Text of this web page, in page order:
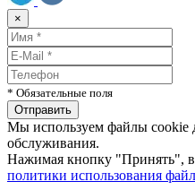
×
* Обязательные поля
Мы используем файлы cookie
обслуживания.
Нажимая кнопку "Принять",
политики использования